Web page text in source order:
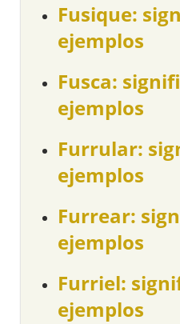
Fusique:
ejemplos
Fusca:
ejemplos
Furrular:
ejemplos
Furrear:
ejemplos
Furriel:
ejemplos